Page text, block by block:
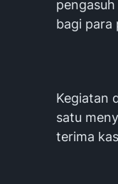
bagi para
Kegiatan
satu
terima